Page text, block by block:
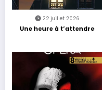
22 juillet 2026
Une heure à t’attendre